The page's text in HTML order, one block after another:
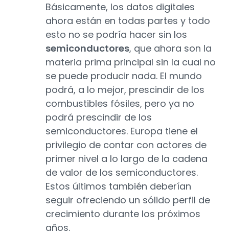
Básicamente, los datos digitales
ahora están en todas partes y todo
esto no se podría hacer sin los
semiconductores, que ahora son la
materia prima principal sin la cual no
se puede producir nada. El mundo
podrá, a lo mejor, prescindir de los
combustibles fósiles, pero ya no
podrá prescindir de los
semiconductores. Europa tiene el
privilegio de contar con actores de
primer nivel a lo largo de la cadena
de valor de los semiconductores.
Estos últimos también deberían
seguir ofreciendo un sólido perfil de
crecimiento durante los próximos
años.